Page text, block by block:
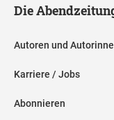
Die
Autoren und
Karriere / Jobs
Abonnieren